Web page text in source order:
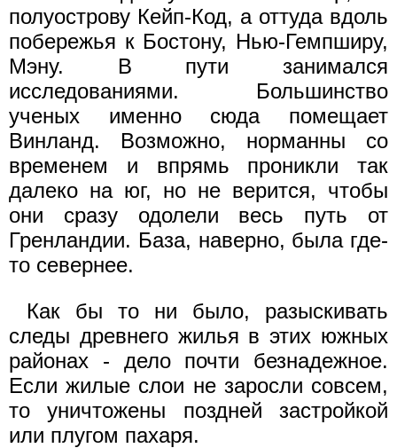
полуострову Кейп-Код, а оттуда вдоль
побережья к Бостону, Нью-Гемпширу,
Мэну. В пути занимался
исследованиями. Большинство
ученых именно сюда помещает
Винланд. Возможно, норманны со
временем и впрямь проникли так
далеко на юг, но не верится, чтобы
они сразу одолели весь путь от
Гренландии. База, наверно, была где-
то севернее.
Как бы то ни было, разыскивать
следы древнего жилья в этих южных
районах - дело почти безнадежное.
Если жилые слои не заросли совсем,
то уничтожены поздней застройкой
или плугом пахаря.